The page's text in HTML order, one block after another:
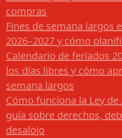
compras
Fines de semana largos
2026–2027 y cómo
Calendario de feriados
los días libres y cómo
semana largos
Cómo funciona la Ley
guía sobre derechos,
desalojo